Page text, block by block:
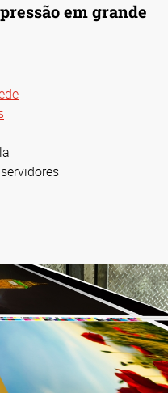
em grande